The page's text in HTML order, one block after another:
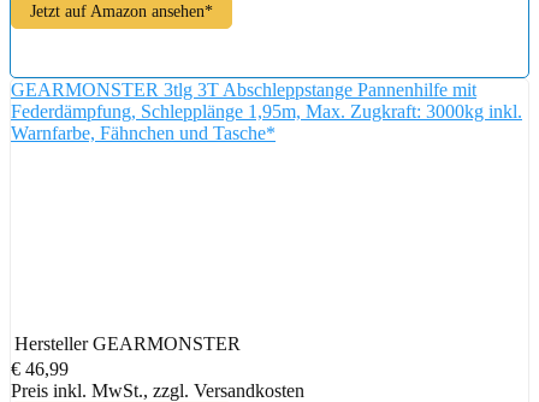
Jetzt auf Amazon ansehen*
GEARMONSTER 3tlg 3T Abschleppstange Pannenhilfe mit
Federdämpfung, Schlepplänge 1,95m, Max. Zugkraft: 3000kg inkl.
Warnfarbe, Fähnchen und Tasche*
Hersteller GEARMONSTER
€ 46,99
Preis inkl. MwSt., zzgl. Versandkosten